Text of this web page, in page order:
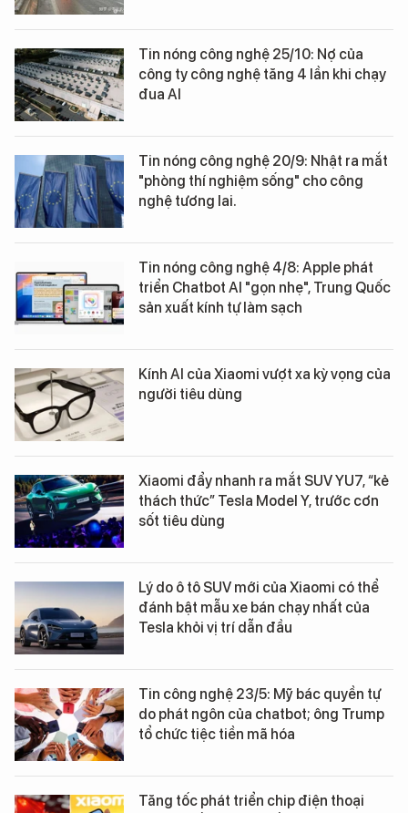
Tin nóng công nghệ 25/10: Nợ của
công ty công nghệ tăng 4 lần khi chạy
đua AI
Tin nóng công nghệ 20/9: Nhật ra mắt
"phòng thí nghiệm sống" cho công
nghệ tương lai.
Tin nóng công nghệ 4/8: Apple phát
triển Chatbot AI "gọn nhẹ", Trung Quốc
sản xuất kính tự làm sạch
Kính AI của Xiaomi vượt xa kỳ vọng của
người tiêu dùng
Xiaomi đẩy nhanh ra mắt SUV YU7, “kẻ
thách thức” Tesla Model Y, trước cơn
sốt tiêu dùng
Lý do ô tô SUV mới của Xiaomi có thể
đánh bật mẫu xe bán chạy nhất của
Tesla khỏi vị trí dẫn đầu
Tin công nghệ 23/5: Mỹ bác quyền tự
do phát ngôn của chatbot; ông Trump
tổ chức tiệc tiền mã hóa
Tăng tốc phát triển chip điện thoại